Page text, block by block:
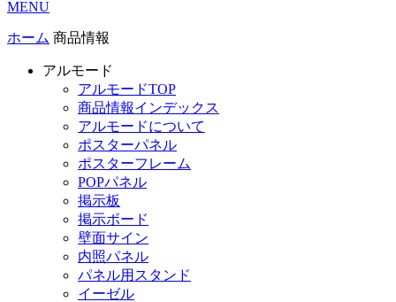
MENU
ホーム 商品情報
アルモード
アルモードTOP
商品情報インデックス
アルモードについて
ポスターパネル
ポスターフレーム
POPパネル
掲示板
掲示ボード
壁面サイン
内照パネル
パネル用スタンド
イーゼル